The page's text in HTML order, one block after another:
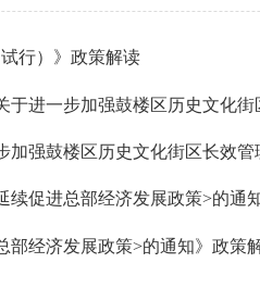
行）》政策解读
加强鼓楼区历史文化街区长效
续促进总部经济发展政策>的通
部经济发展政策>的通知》政策